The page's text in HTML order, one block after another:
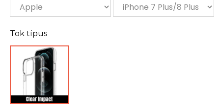
Tok típus